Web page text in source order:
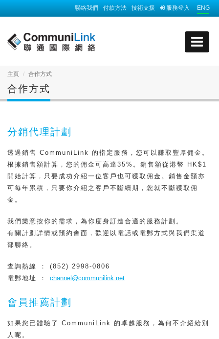
ENG
服務登入
技術支援
付款方法
聯絡我們
主頁 合作方式
合作方式
分銷代理計劃
透過銷售 CommuniLink 的指定服務，您可以賺取豐厚佣金。
根據銷售額計算，您的佣金可高達35%。銷售額從港幣 HK$1
開始計算，只要成功介紹一位客戶也可獲取佣金。銷售金額亦
可每年累積，只要你介紹之客戶不斷續期，您就不斷獲取佣
金。
我們樂意按你的需求，為你度身訂造合適的服務計劃。
有關計劃詳情或預約會面，歡迎以電話或電郵方式與我們渠道
部聯絡。
查詢熱線 ： (852) 2998-0806
電郵地址 ： channel@communilink.net
會員推薦計劃
如果您已體驗了 CommuniLink 的卓越服務，為何不介紹給別
人呢。